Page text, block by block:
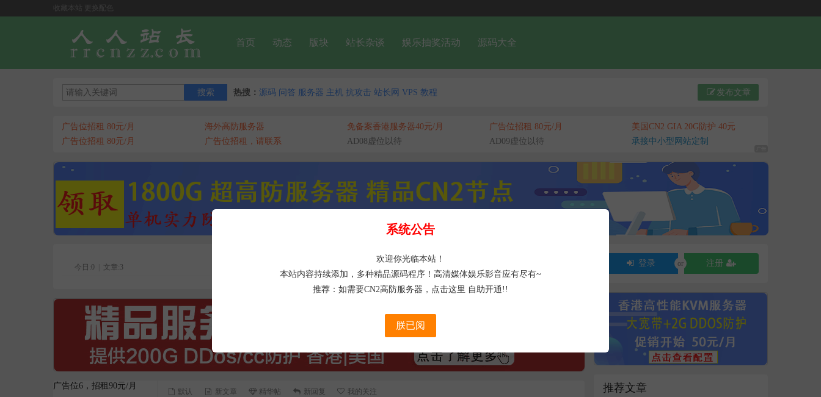
系统公告
欢迎你光临本站！
本站内容持续添加，多种精品源码程序！高清媒体娱乐影音应有尽有~
推荐：如需要CN2高防服务器， 点击这里 自助开通!!
朕已阅
收藏本站 更换配色
首页 动态 版块 站长杂谈 娱乐抽奖活动 源码大全
热搜： 源码 问答 服务器 主机 抗攻击 站长网 VPS 教程 发布文章
广告位招租 80元/月 海外高防服务器 免备案香港服务器40元/月 广告位招租 80元/月
美国CN2 GIA 20G防护 40元
广告位招租 80元/月
广告位招租，请联系 AD08虚位以待 AD09虚位以待 承接中小型网站定制
今日:0 文章:3
广告位6，招租90元/月
默认 新文章 精华帖 新回复 我的关注
登录 注册
or
推荐文章